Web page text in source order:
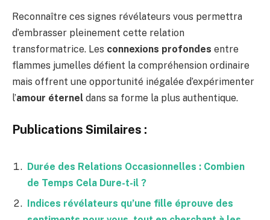
Reconnaître ces signes révélateurs vous permettra
d’embrasser pleinement cette relation
transformatrice. Les connexions profondes entre
flammes jumelles défient la compréhension ordinaire
mais offrent une opportunité inégalée d’expérimenter
l’amour éternel dans sa forme la plus authentique.
Publications Similaires :
Durée des Relations Occasionnelles : Combien
de Temps Cela Dure-t-il ?
Indices révélateurs qu’une fille éprouve des